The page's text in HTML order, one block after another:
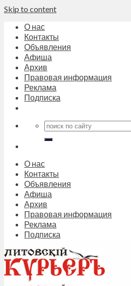
Skip to content
О нас
Контакты
Объявления
Афиша
Архив
Правовая информация
Реклама
Подписка
О нас
Контакты
Объявления
Афиша
Архив
Правовая информация
Реклама
Подписка